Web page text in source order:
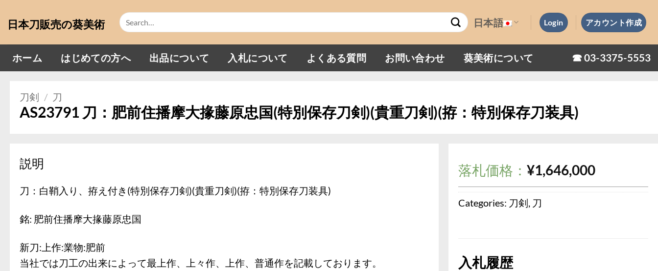
日本刀販売の葵美術
Search
for:
日本語 Login アカウント作成
ホーム はじめての方へ 出品について 入札について よくある質問 お問い合わせ 葵美術について ☎︎ 03-3375-5553
刀剣 / 刀
AS23791 刀：肥前住播摩大掾藤原忠国(特別保存刀剣)(貴重刀剣)(拵：特別保存刀装具)
説明
刀：白鞘入り、拵え付き(特別保存刀剣)(貴重刀剣)(拵：特別保存刀装具)
銘: 肥前住播摩大掾藤原忠国
新刀:上作:業物:肥前
当社では刀工の出来によって最上作、上々作、上作、普通作を記載しております。
落札価格： ¥1,646,000
Categories: 刀剣 刀
入札履歴